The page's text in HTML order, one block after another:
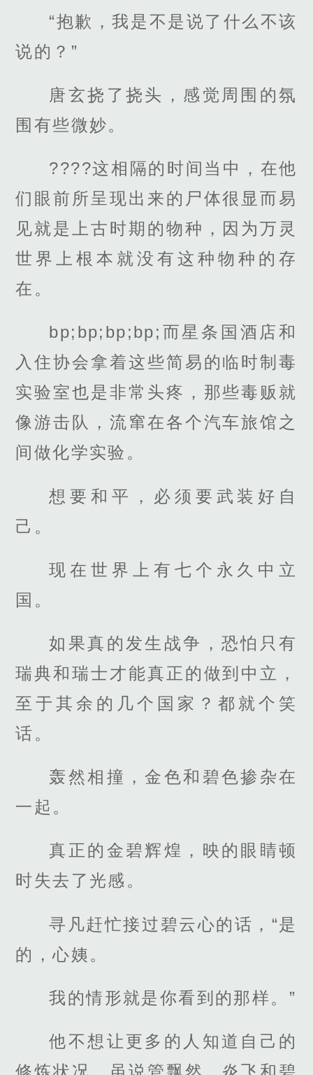
“抱歉，我是不是说了什么不该
说的？”
唐玄挠了挠头，感觉周围的氛
围有些微妙。
????这相隔的时间当中，在他
们眼前所呈现出来的尸体很显而易
见就是上古时期的物种，因为万灵
世界上根本就没有这种物种的存
在。
bp;bp;bp;bp;而星条国酒店和
入住协会拿着这些简易的临时制毒
实验室也是非常头疼，那些毒贩就
像游击队，流窜在各个汽车旅馆之
间做化学实验。
想要和平，必须要武装好自
己。
现在世界上有七个永久中立
国。
如果真的发生战争，恐怕只有
瑞典和瑞士才能真正的做到中立，
至于其余的几个国家？都就个笑
话。
轰然相撞，金色和碧色掺杂在
一起。
真正的金碧辉煌，映的眼睛顿
时失去了光感。
寻凡赶忙接过碧云心的话，“是
的，心姨。
我的情形就是你看到的那样。”
他不想让更多的人知道自己的
修炼状况，虽说管飘然，炎飞和碧